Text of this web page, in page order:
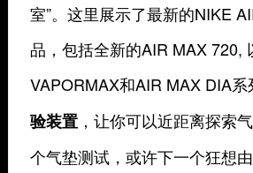
室”。这里展示了最新的NIKE
品，包括全新的AIR MAX 720,
VAPORMAX和AIR MAX DIA
验装置，让你可以近距离探索
个气垫测试，或许下一个狂想由